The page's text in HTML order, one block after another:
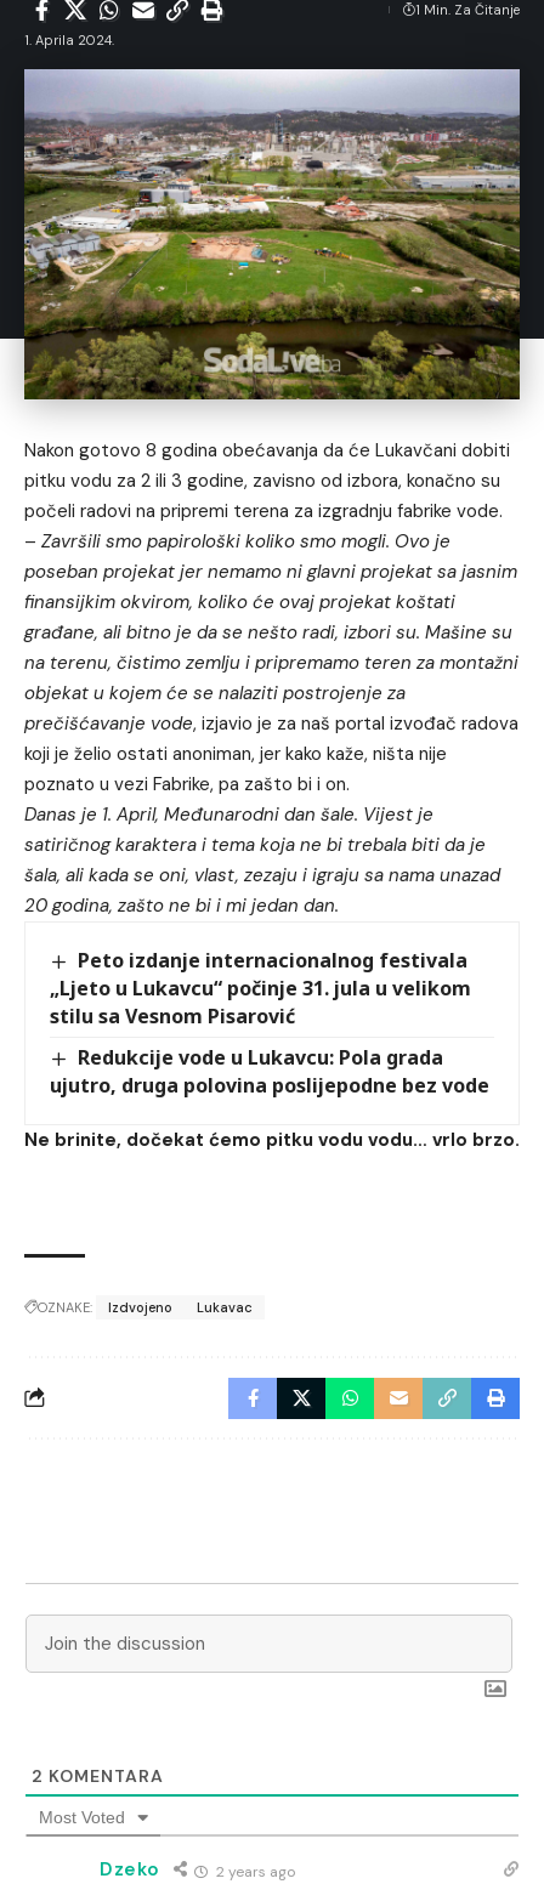
1. Aprila 2024.
1 Min. Za Čitanje
Nakon gotovo 8 godina obećavanja da će Lukavčani dobiti
pitku vodu za 2 ili 3 godine, zavisno od izbora, konačno su
počeli radovi na pripremi terena za izgradnju fabrike vode.
– Završili smo papirološki koliko smo mogli. Ovo je
poseban projekat jer nemamo ni glavni projekat sa jasnim
finansijkim okvirom, koliko će ovaj projekat koštati
građane, ali bitno je da se nešto radi, izbori su. Mašine su
na terenu, čistimo zemlju i pripremamo teren za montažni
objekat u kojem će se nalaziti postrojenje za
prečišćavanje vode, izjavio je za naš portal izvođač radova
koji je želio ostati anoniman, jer kako kaže, ništa nije
poznato u vezi Fabrike, pa zašto bi i on.
Danas je 1. April, Međunarodni dan šale. Vijest je
satiričnog karaktera i tema koja ne bi trebala biti da je
šala, ali kada se oni, vlast, zezaju i igraju sa nama unazad
20 godina, zašto ne bi i mi jedan dan.
Peto izdanje internacionalnog festivala
„Ljeto u Lukavcu“ počinje 31. jula u velikom
stilu sa Vesnom Pisarović
Redukcije vode u Lukavcu: Pola grada
ujutro, druga polovina poslijepodne bez vode
Ne brinite, dočekat ćemo pitku vodu vodu… vrlo brzo.
OZNAKE: Izdvojeno Lukavac
2 KOMENTARA
Most Voted
Dzeko 2 years ago